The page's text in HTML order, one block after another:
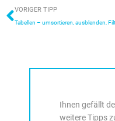
Zurück
VORIGER TIPP
Tabellen – umsortieren, ausblenden,
Ihnen gefällt
weitere Tipps